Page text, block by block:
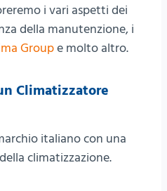
i vari aspetti dei
della manutenzione, i
Groupe molto altro.
Climatizzatore
italiano con una
climatizzazione.